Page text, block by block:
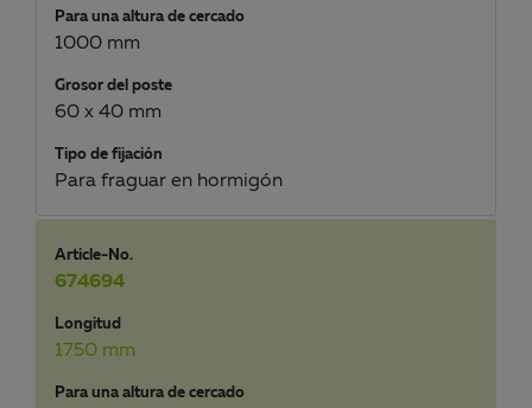
Para una altura de cercado
1000 mm
Grosor del poste
60 x 40 mm
Tipo de fijación
Para fraguar en hormigón
Article-No.
674694
Longitud
1750 mm
Para una altura de cercado